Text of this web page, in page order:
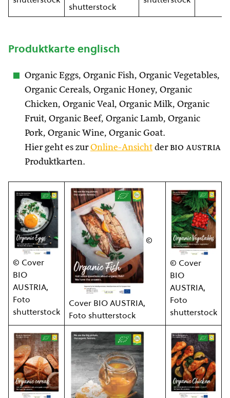
shutterstock
Produktkarte englisch
Organic Eggs, Organic Fish, Organic Vegetables,
Organic Cereals, Organic Honey, Organic
Chicken, Organic Veal, Organic Milk, Organic
Fruit, Organic Beef, Organic Lamb, Organic
Pork, Organic Wine, Organic Goat.
Hier geht es zurOnline-Ansicht der bio austria
Produktkarten.
© Cover
BIO
AUSTRIA,
Foto
shutterstock
©
Cover BIO AUSTRIA,
Foto shutterstock
© Cover
BIO
AUSTRIA,
Foto
shutterstock